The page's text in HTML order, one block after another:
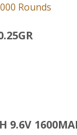
Rounds
9.6V